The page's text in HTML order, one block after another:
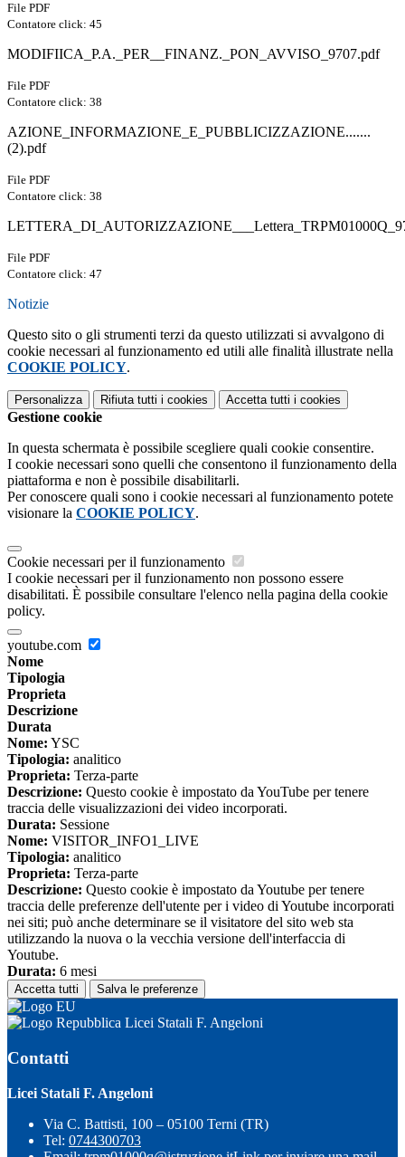
File PDF
Contatore click: 45
MODIFIICA_P.A._PER__FINANZ._PON_AVVISO_9707.pdf
File PDF
Contatore click: 38
AZIONE_INFORMAZIONE_E_PUBBLICIZZAZIONE.......
(2).pdf
File PDF
Contatore click: 38
File PDF
Contatore click: 47
Notizie
Questo sito o gli strumenti terzi da questo utilizzati si avvalgono di
cookie necessari al funzionamento ed utili alle finalità illustrate nella
COOKIE POLICY.
Personalizza Rifiuta tutti i cookies Accetta tutti i cookies
Gestione cookie
In questa schermata è possibile scegliere quali cookie consentire.
I cookie necessari sono quelli che consentono il funzionamento della
piattaforma e non è possibile disabilitarli.
Per conoscere quali sono i cookie necessari al funzionamento potete
visionare la COOKIE POLICY.
Cookie necessari per il funzionamento
I cookie necessari per il funzionamento non possono essere
disabilitati. È possibile consultare l'elenco nella pagina della cookie
policy.
youtube.com
Nome
Tipologia
Proprieta
Descrizione
Durata
Nome: YSC
Tipologia: analitico
Proprieta: Terza-parte
Descrizione: Questo cookie è impostato da YouTube per tenere
traccia delle visualizzazioni dei video incorporati.
Durata: Sessione
Nome: VISITOR_INFO1_LIVE
Tipologia: analitico
Proprieta: Terza-parte
Descrizione: Questo cookie è impostato da Youtube per tenere
traccia delle preferenze dell'utente per i video di Youtube incorporati
nei siti; può anche determinare se il visitatore del sito web sta
utilizzando la nuova o la vecchia versione dell'interfaccia di
Youtube.
Durata: 6 mesi
Accetta tutti Salva le preferenze
Licei Statali F. Angeloni
Contatti
Licei Statali F. Angeloni
Via C. Battisti, 100 – 05100 Terni (TR)
Tel: 0744300703